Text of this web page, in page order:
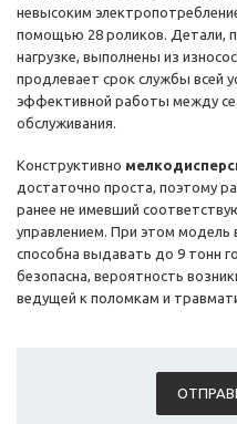
невысоким
помощью 28 роликов. Детали,
нагрузке, выполнены из
продлевает срок службы всей
эффективной работы между
обслуживания.
Конструктивно
достаточно проста, поэтому
ранее не имевший
управлением. При этом модель
способна выдавать до 9 тонн
безопасна, вероятность
ведущей к поломкам и